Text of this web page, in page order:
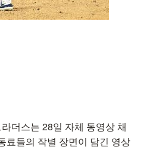
더스는 28일 자체 동영상 채
료들의 작별 장면이 담긴 영상